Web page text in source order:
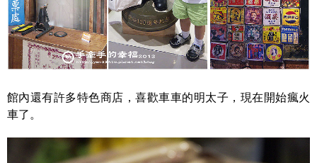
館內還有許多特色商店，喜歡車車的明太子，現在開始瘋火
車了。